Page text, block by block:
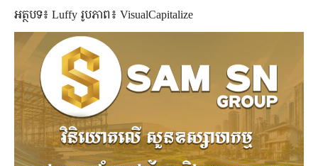
អត្ថបទ៖ Luffy រូបភាព៖ VisualCapitalize